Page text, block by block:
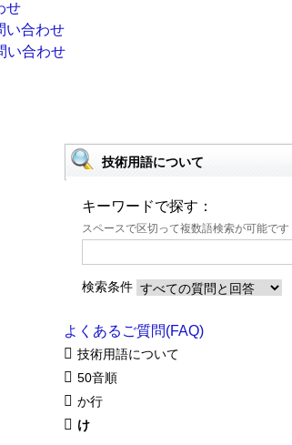
技術用語について
キーワードで探す：
スペースで区切って複数語検索が可能です
検索条件
よくあるご質問(FAQ)
技術用語について
50音順
か行
け